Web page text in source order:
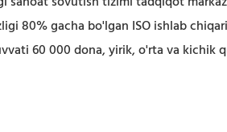
80% gacha bo'lgan ISO ishlab
60 000 dona, yirik, o'rta va kichik